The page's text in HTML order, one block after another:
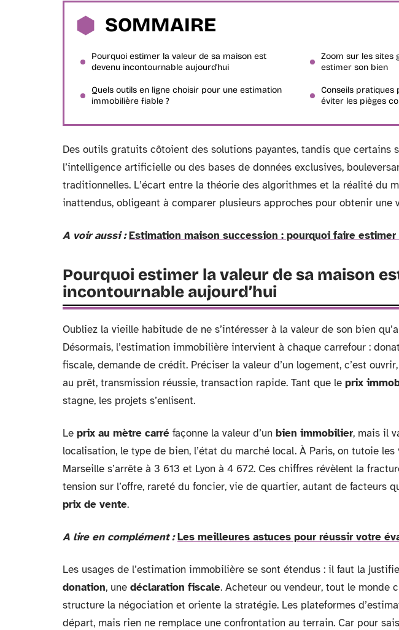
SOMMAIRE
Pourquoi estimer la valeur de sa maison est
devenu incontournable aujourd’hui
Quels outils en ligne choisir pour une estimation
immobilière fiable ?
Zoom sur les sites
estimer son bien
Conseils
éviter les pièges
Des outils gratuits côtoient des solutions payantes, tandis que certains
l’intelligence artificielle ou des bases de données exclusives,
traditionnelles. L’écart entre la théorie des algorithmes et la réalité du
inattendus, obligeant à comparer plusieurs approches pour obtenir une
A voir aussi : Estimation maison succession : pourquoi faire
Pourquoi estimer la valeur de sa maison
incontournable aujourd’hui
Oubliez la vieille habitude de ne s’intéresser à la valeur de son bien
Désormais, l’estimation immobilière intervient à chaque carrefour :
fiscale, demande de crédit. Préciser la valeur d’un logement, c’est
au prêt, transmission réussie, transaction rapide. Tant que le prix
stagne, les projets s’enlisent.
Le prix au mètre carré façonne la valeur d’un bien immobilier, mais il
localisation, le type de bien, l’état du marché local. À Paris, on tutoie
Marseille s’arrête à 3 613 et Lyon à 4 672. Ces chiffres révèlent la
tension sur l’offre, rareté du foncier, vie de quartier, autant de facteurs
prix de vente.
A lire en complément : Les meilleures astuces pour réussir votre
Les usages de l’estimation immobilière se sont étendus : il faut la
donation, une déclaration fiscale. Acheteur ou vendeur, tout le monde
structure la négociation et oriente la stratégie. Les plateformes
départ, mais rien ne remplace une confrontation au terrain. Car pour